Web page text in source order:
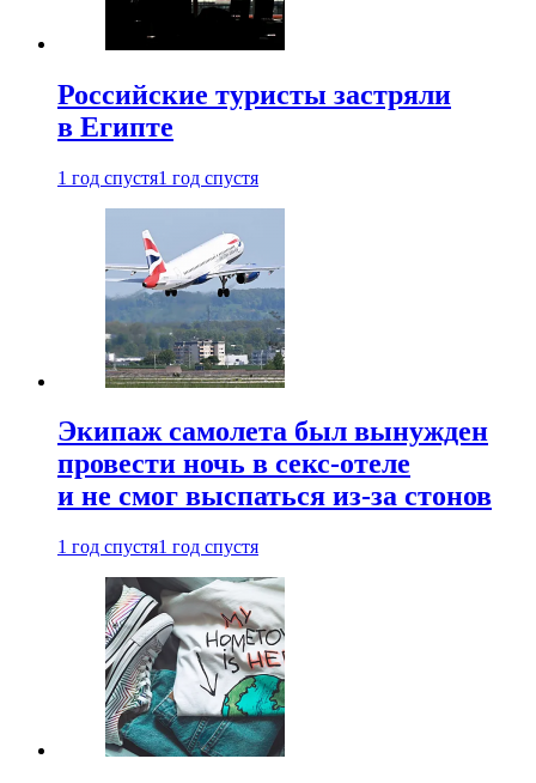
Российские туристы застряли
в Египте
1 год спустя1 год спустя
Экипаж самолета был вынужден
провести ночь в секс-отеле
и не смог выспаться из-за стонов
1 год спустя1 год спустя